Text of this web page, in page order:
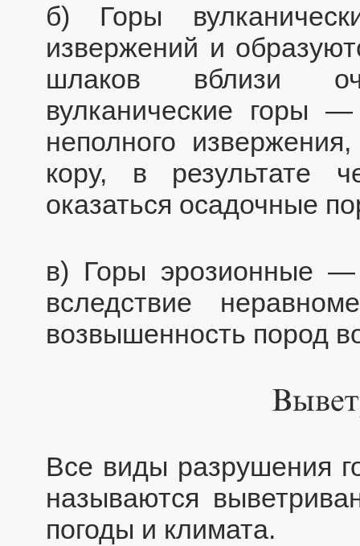
б) Горы
извержений и
шлаков вблизи
вулканические горы
неполного
кору, в результате
оказаться осадочные
в) Горы эрозионные
вследствие
возвышенность пород
Все виды разрушения
называются
погоды и климата.